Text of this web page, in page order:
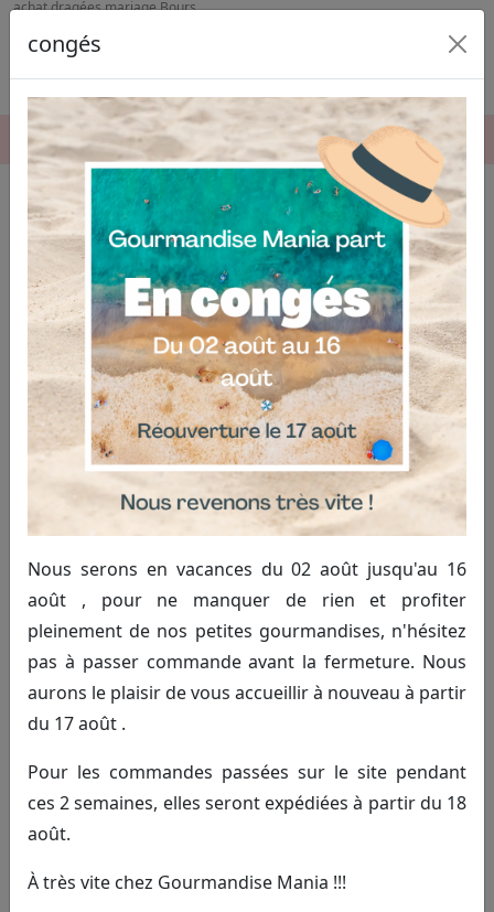
achat dragées mariage Bours
congés
Nous serons en vacances du 02 août jusqu'au 16
août , pour ne manquer de rien et profiter
pleinement de nos petites gourmandises, n'hésitez
pas à passer commande avant la fermeture. Nous
aurons le plaisir de vous accueillir à nouveau à partir
du 17 août .
Pour les commandes passées sur le site pendant
ces 2 semaines, elles seront expédiées à partir du 18
août.
À très vite chez Gourmandise Mania !!!
06.04.03.19.74
Achat de dragées pour mariage à
Bours : comment bien choisir ?
Pour un mariage réussi, le choix desdragées
est
essentiel. Nous vous accompagnons dans votre achat
de dragées pour mariage à Boursen proposant des
produits de qualité qui sauront ravir vos invités. Notre
expertise locale nous permet d’offrir un service
personnalisé, adapté à vos goûts et à votre budget.
Dragées et gourmandises pour
mariage près de Bours
inclut une variété de saveurs et de présentations. Grâce
à notre savoir-faire, nous fournissons des dragées
traditionnelles comme des alternatives plus originales,
idéales pour personnaliser votre événement.
Découvrez également nos solutions complètes avec des
bonbons et des décorations qui sublimeront vos tables.
Dragées classiques aux amandes, chocolatées ou
fruitées
Montages de bonbons personnalisés pour un effet
originaldécouvrez nos montages de bonbons